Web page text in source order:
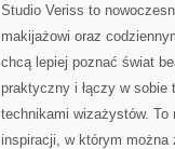
Studio Veriss to
makijażowi oraz
chcą lepiej poznać świat
praktyczny i łączy w sobie
technikami wizażystów. To
inspiracji, w którym można